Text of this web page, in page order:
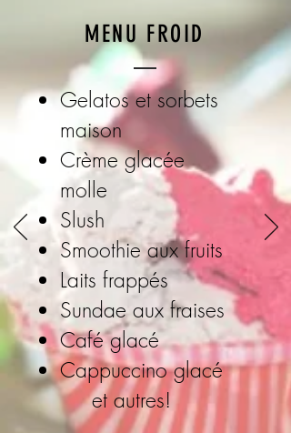
MENU FROID
Gelatos et sorbets
maison
Crème glacée
molle
Slush
Smoothie aux fruits
Laits frappés
Sundae aux fraises
Café glacé
Cappuccino glacé
et autres!